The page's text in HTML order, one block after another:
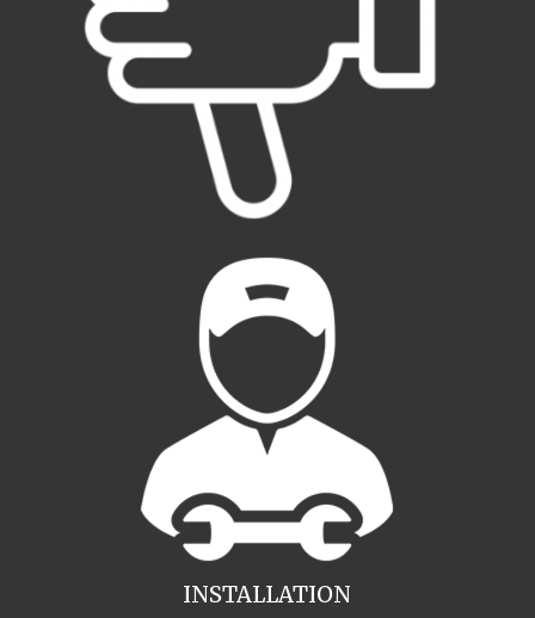
INSTALLATION